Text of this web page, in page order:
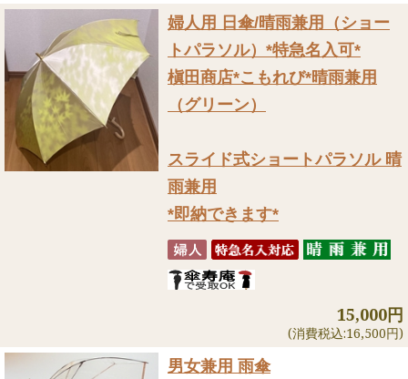
婦人用 日傘/晴雨兼用（ショー
トパラソル） *特急名入可*
槇田商店*こもれび*晴雨兼用
（グリーン）
スライド式ショートパラソル 晴
雨兼用
*即納できます*
15,000円
(消費税込:16,500円)
男女兼用 雨傘